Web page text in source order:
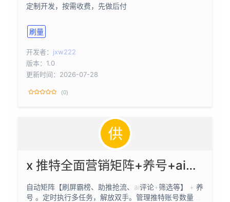
定制开发，按需收费，先做后付
刷量
开发者： jxw222
版本：1.0
更新时间：2026-07-28
(0)
x 推特全面营销矩阵+养号+ai评论
自动矩阵【刷屏霸榜、助推抢流、ai评论+筛选等】 + 养
号 。定时执行多任务，解放双手。管理推特账号数量无